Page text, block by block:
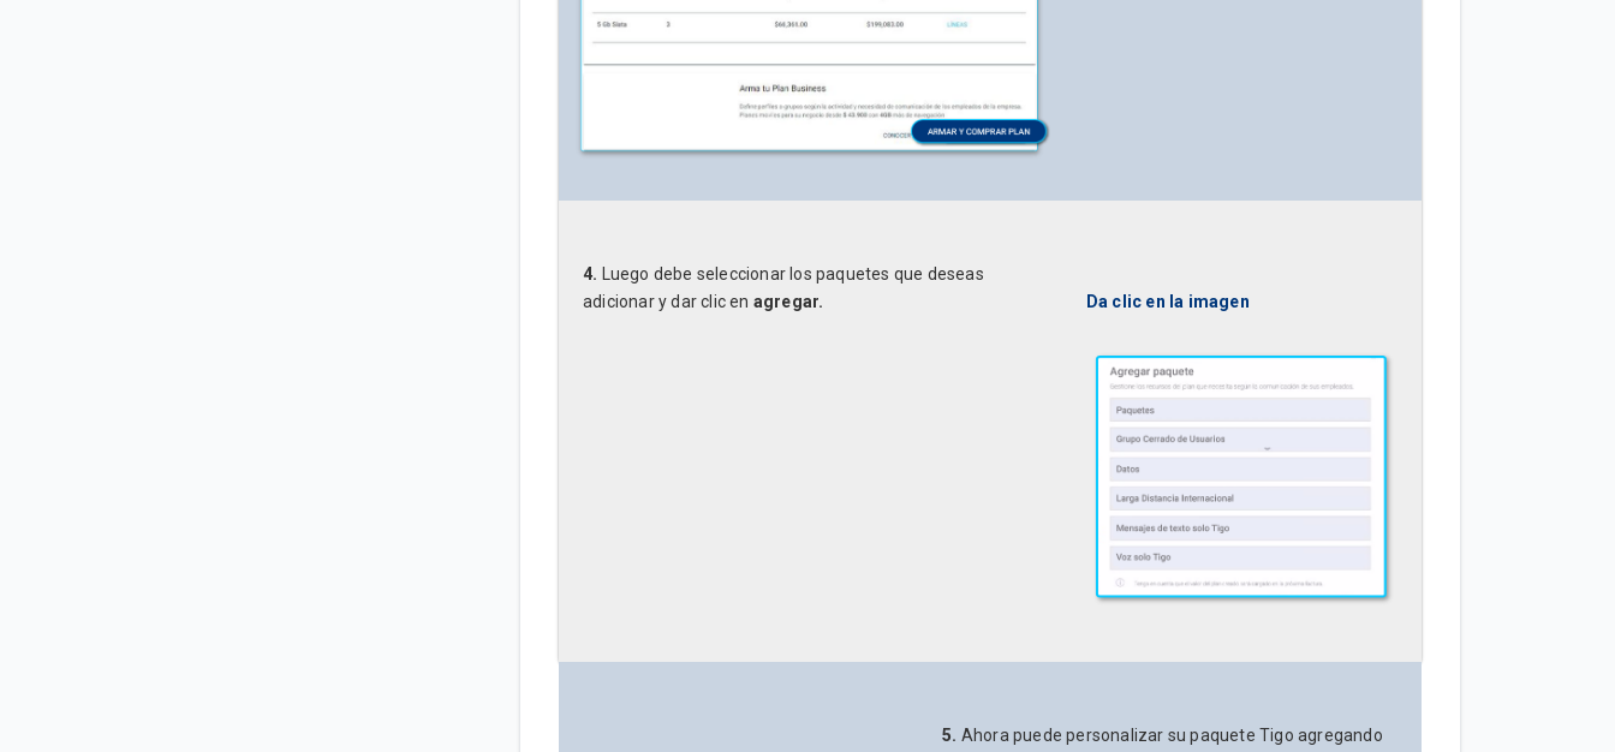
4. Luego debe seleccionar los paquetes que deseas
adicionar y dar clic en agregar. Da clic en la imagen
5. Ahora puede personalizar su paquete Tigo agregando